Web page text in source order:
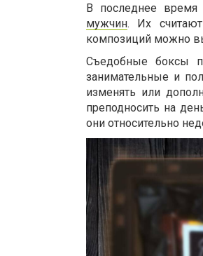
В последнее время
мужчин. Их считают
композиций можно
Съедобные боксы
занимательные и
изменять или
преподносить на
они относительно